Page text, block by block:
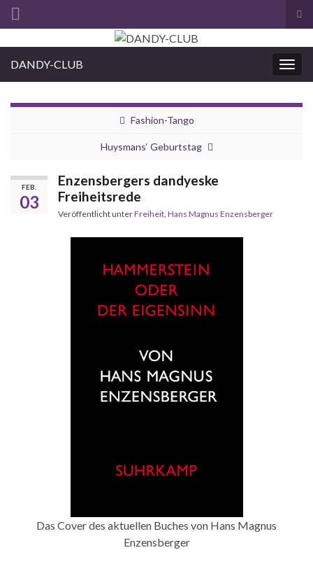
Search for:
DANDY-CLUB
Fashion-Tango
Huysmans‘ Geburtstag
FEB.
03
Enzensbergers dandyeske
Freiheitsrede
Veröffentlicht unterFreiheit Hans Magnus Enzensberger
Das Cover des aktuellen Buches von Hans Magnus
Enzensberger